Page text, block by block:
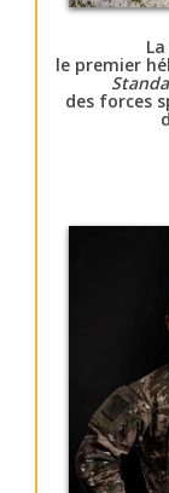
le premier
des forces